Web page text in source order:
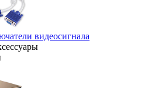
видеосигнала